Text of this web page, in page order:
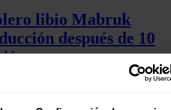
libio Mabruk
después de 10